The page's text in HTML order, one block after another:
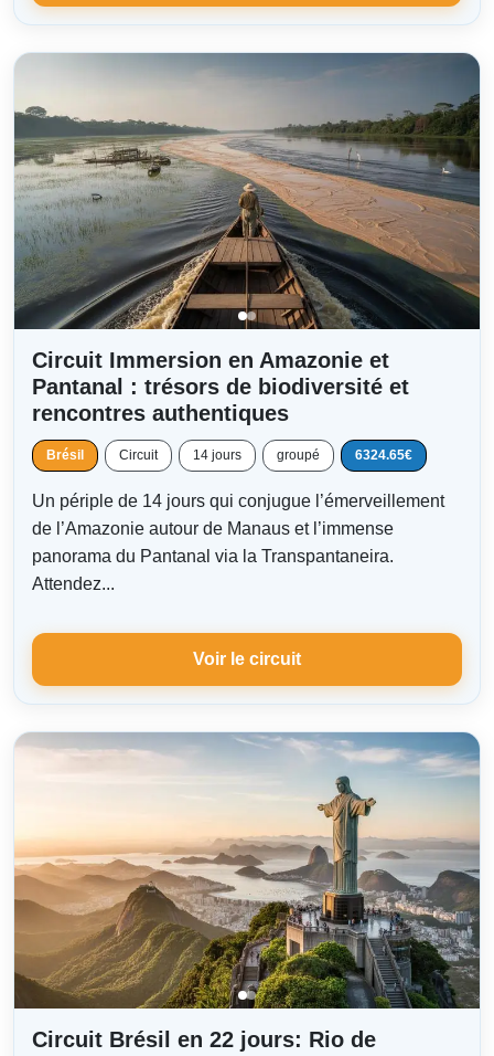
Circuit Immersion en Amazonie et
Pantanal : trésors de biodiversité et
rencontres authentiques
Brésil Circuit 14 jours groupé 6324.65€
Un périple de 14 jours qui conjugue l’émerveillement
de l’Amazonie autour de Manaus et l’immense
panorama du Pantanal via la Transpantaneira.
Attendez...
Voir le circuit
Circuit Brésil en 22 jours: Rio de